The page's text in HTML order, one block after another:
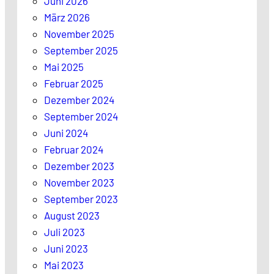
März 2026
November 2025
September 2025
Mai 2025
Februar 2025
Dezember 2024
September 2024
Juni 2024
Februar 2024
Dezember 2023
November 2023
September 2023
August 2023
Juli 2023
Juni 2023
Mai 2023